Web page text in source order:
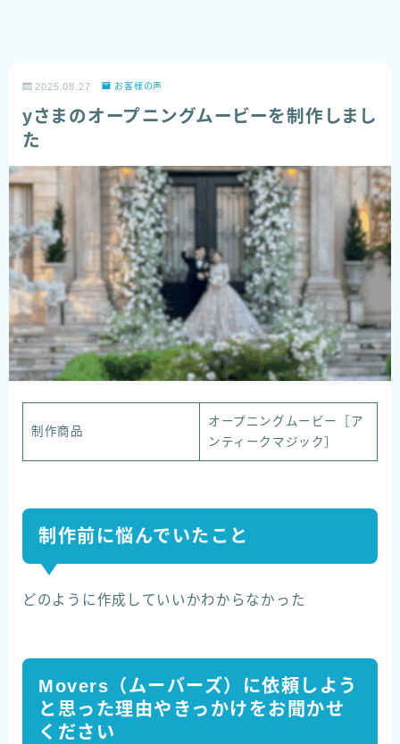
2025.08.27 お客様の声
yさまのオープニングムービーを制作しまし
た
制作商品
オープニングムービー［ア
ンティークマジック］
制作前に悩んでいたこと
どのように作成していいかわからなかった
Movers（ムーバーズ）に依頼しよう
と思った理由やきっかけをお聞かせ
ください